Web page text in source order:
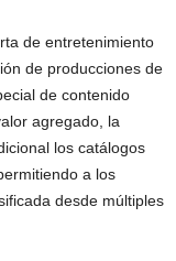
de entretenimiento
de producciones de
de contenido
agregado, la
los catálogos
a los
desde múltiples